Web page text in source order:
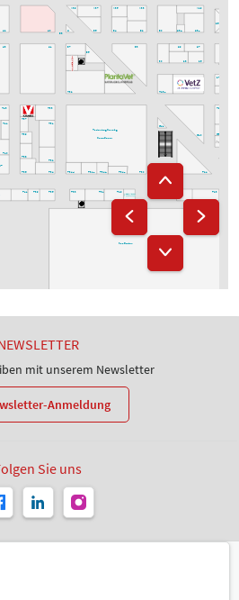
G41
J26d
F33 F31 F29 F23
J38
F34b
F34d F34c F34a
K39 K37
J36 J30 J28a
I30 I28 I26
J29 J27
G36
H25
J35
J42
J43
F38
F35
K35
J41
F41
F30
Hardenberg Consulting
Career Corner
F39
J37
Saal Dresden
G40
F24
J33
F36
H39
H37
H33
H31
F32
F34
H28a
H32
I27
J28b
K29
H43
H41
J40
K33
J34 J32
mit unserem Newsletter
Anmeldung
Sie uns